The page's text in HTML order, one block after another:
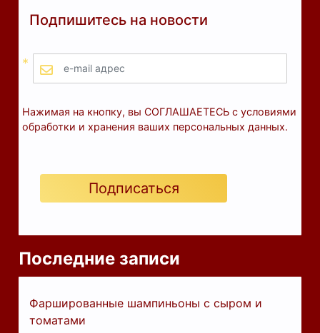
Подпишитесь на новости
*
Нажимая на кнопку, вы СОГЛАШАЕТЕСЬ с условиями
обработки и хранения ваших персональных данных.
Подписаться
Последние записи
Фаршированные шампиньоны с сыром и
томатами